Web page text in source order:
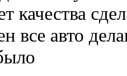
качества
все авто